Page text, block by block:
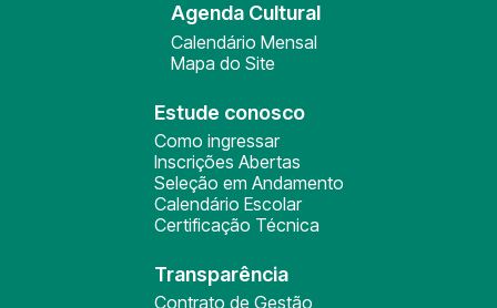
Agenda Cultural
Calendário Mensal
Mapa do Site
Estude conosco
Como ingressar
Inscrições Abertas
Seleção em Andamento
Calendário Escolar
Certificação Técnica
Transparência
Contrato de Gestão